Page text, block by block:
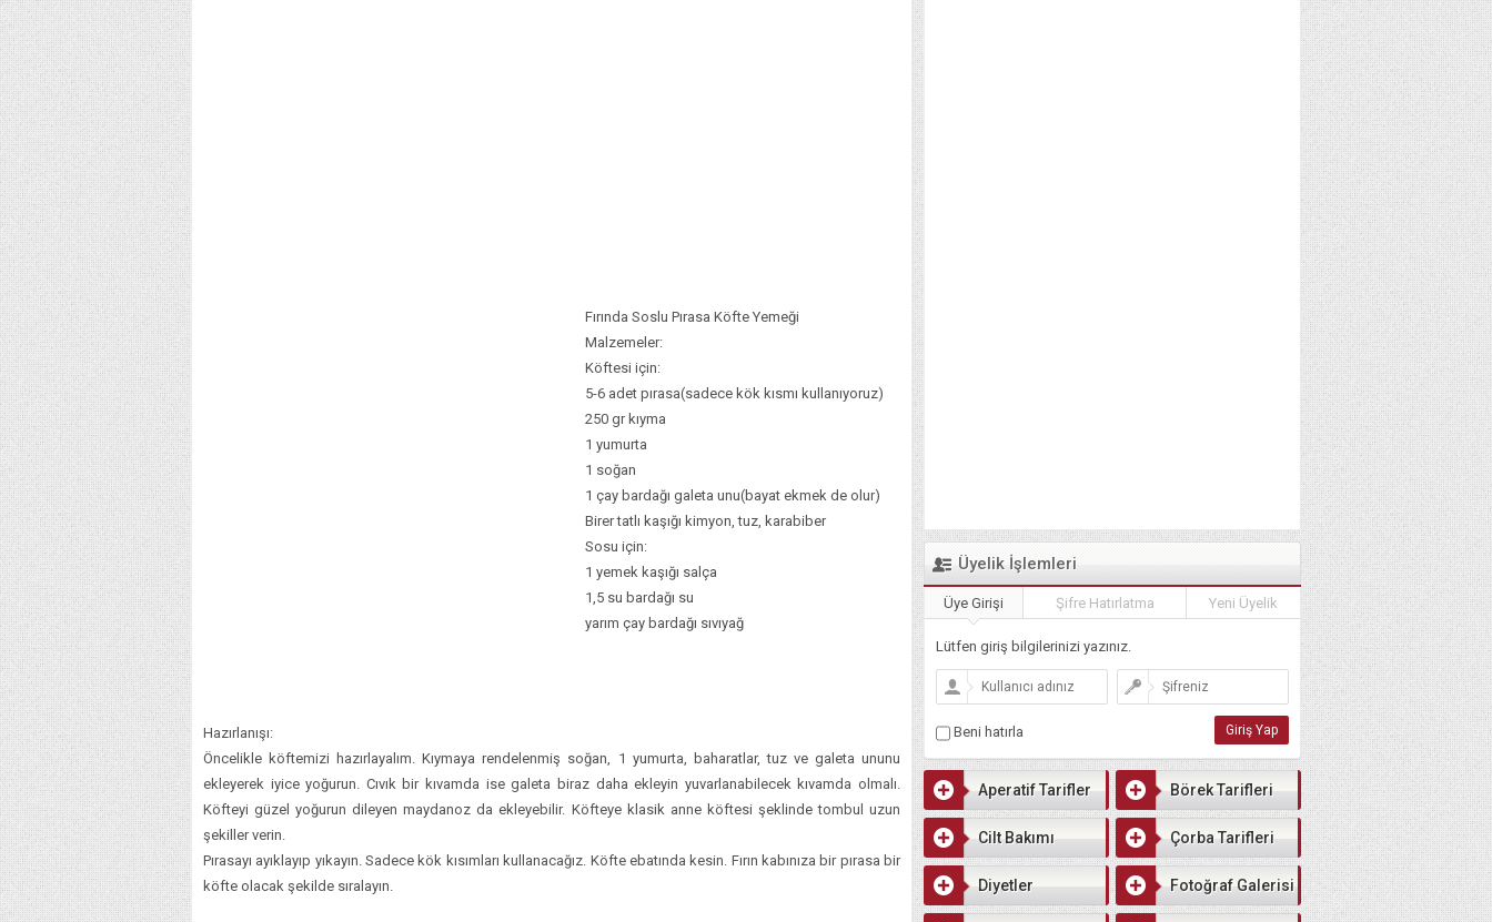
Fırında Soslu Pırasa Köfte Yemeği
Malzemeler:
Köftesi için:
5-6 adet pırasa(sadece kök kısmı kullanıyoruz)
250 gr kıyma
1 yumurta
1 soğan
1 çay bardağı galeta unu(bayat ekmek de olur)
Birer tatlı kaşığı kimyon, tuz, karabiber
Sosu için:
1 yemek kaşığı salça
1,5 su bardağı su
yarım çay bardağı sıvıyağ
Hazırlanışı:
Öncelikle köftemizi hazırlayalım. Kıymaya rendelenmiş soğan, 1 yumurta, baharatlar, tuz ve galeta ununu
ekleyerek iyice yoğurun. Cıvık bir kıvamda ise galeta biraz daha ekleyin yuvarlanabilecek kıvamda olmalı.
Köfteyi güzel yoğurun dileyen maydanoz da ekleyebilir. Köfteye klasik anne köftesi şeklinde tombul uzun
şekiller verin.
Pırasayı ayıklayıp yıkayın. Sadece kök kısımları kullanacağız. Köfte ebatında kesin. Fırın kabınıza bir pırasa bir
köfte olacak şekilde sıralayın.
Üyelik İşlemleri
Üye Girişi Şifre Hatırlatma Yeni Üyelik
Lütfen giriş bilgilerinizi yazınız.
Beni hatırla
Aperatif Tarifler Börek Tarifleri
Cilt Bakımı Çorba Tarifleri
Diyetler Fotoğraf Galerisi